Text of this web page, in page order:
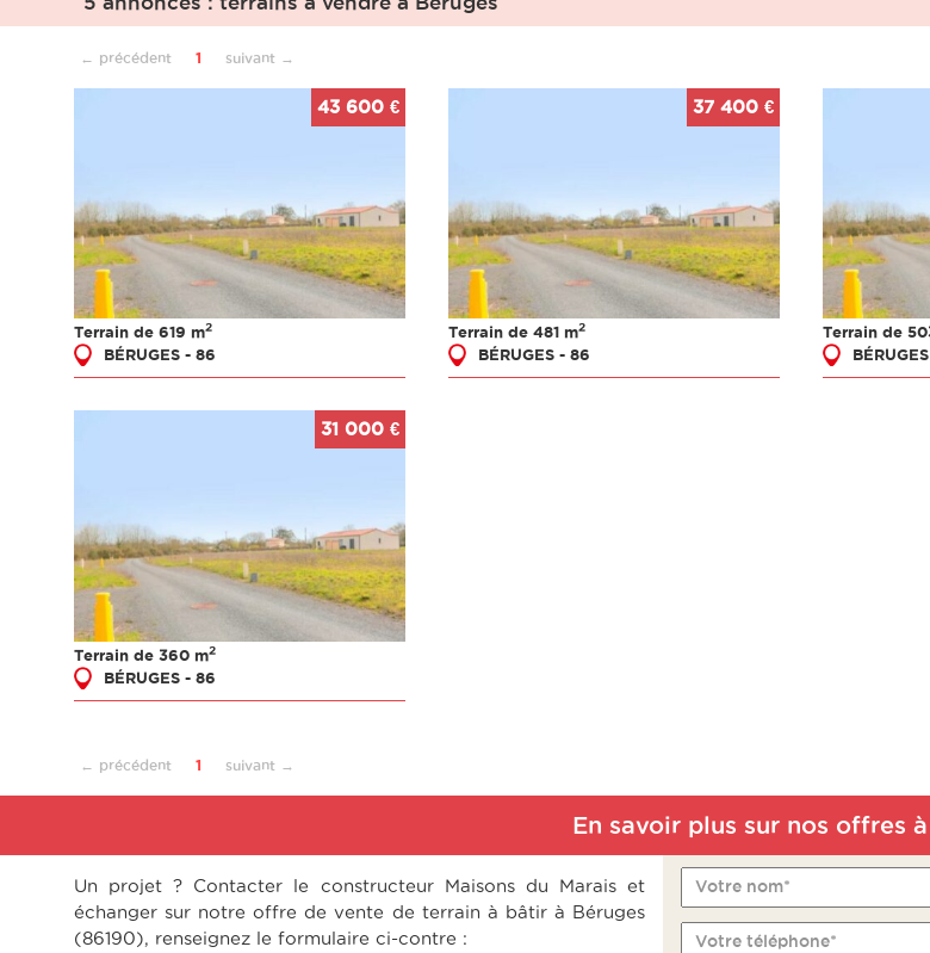
← précédent 1 suivant →
Terrain de 619 m2
BÉRUGES - 86
43 600 €
Terrain de 481 m2
BÉRUGES - 86
37 400 €
Terrain de
Terrain de 360 m2
BÉRUGES - 86
31 000 €
← précédent 1 suivant →
En savoir plus sur nos offres
Un projet ? Contacter le constructeur Maisons du Marais et
échanger sur notre offre de vente de terrain à bâtir à Béruges
(86190), renseignez le formulaire ci-contre :
Votre nom*
Votre téléphone*